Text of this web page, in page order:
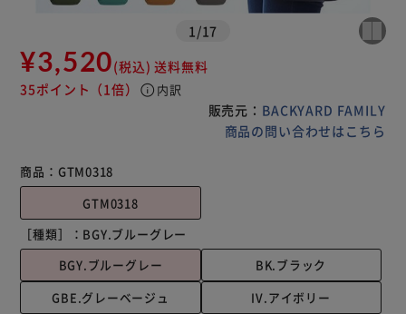
1 /17
¥3,520(税込) 送料無料
35ポイント （1倍） info 内訳
販売元： BACKYARD FAMILY
商品の問い合わせはこちら
商品： GTM0318
GTM0318
［種類］： BGY.ブルーグレー
BGY.ブルーグレー
BK.ブラック
GBE.グレーベージュ
IV.アイボリー